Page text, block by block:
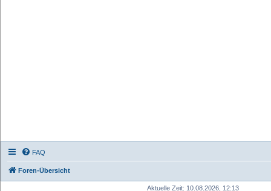
FAQ
Foren-Übersicht
Aktuelle Zeit: 10.08.2026, 12:13